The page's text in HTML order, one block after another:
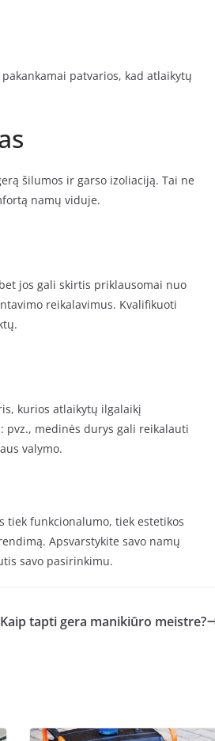
patvarios, kad atlaikytų
šilumos ir garso izoliaciją. Tai ne
namų viduje.
jos gali skirtis priklausomai nuo
reikalavimus. Kvalifikuoti
kurios atlaikytų ilgalaikį
medinės durys gali reikalauti
valymo.
tiek funkcionalumo, tiek estetikos
Apsvarstykite savo namų
savo pasirinkimu.
Kaip tapti gera manikiūro meistre?